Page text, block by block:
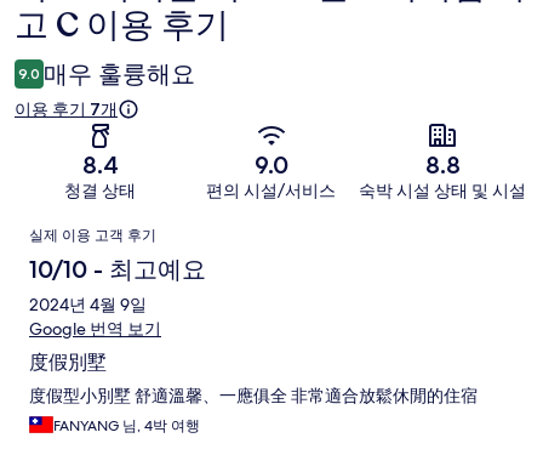
용
후
기
고 C 이용 후기
9.0 매우 훌륭해요
이용 후기 7개
8.4
청결 상태
9.0
편의 시설/서비스
8.8
숙박 시설 상태 및 시설
이
용
후
기
실제 이용 고객 후기
10/10 - 최고예요
2024년 4월 9일
Google 번역 보기
度假別墅
度假型小別墅 舒適溫馨、一應俱全 非常適合放鬆休閒的住宿
FANYANG 님, 4박 여행